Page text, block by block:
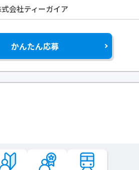
会社ティーガイア
かんたん応募